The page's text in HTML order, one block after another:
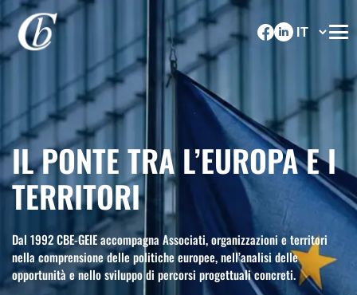
IL PONTE TRA L’EUROPA E I
TERRITORI
Dal 1992 CBE-GEIE accompagna Associati, organizzazioni e territori
nella comprensione delle politiche europee, nell’analisi delle
opportunità e nello sviluppo di percorsi progettuali concreti.